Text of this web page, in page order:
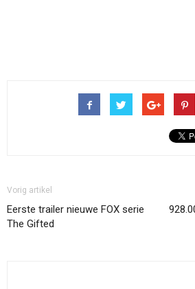
Vorig artikel
Eerste trailer nieuwe FOX serie
The Gifted